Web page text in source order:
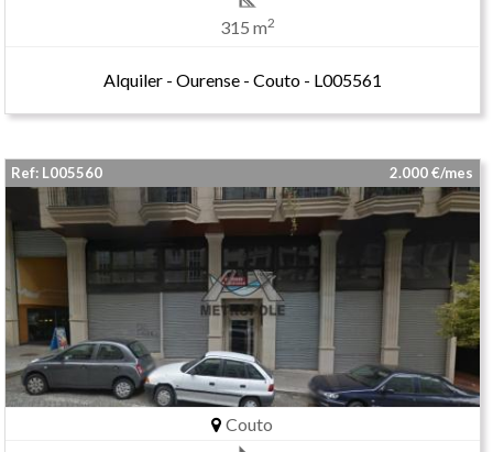
315 m2
Alquiler - Ourense - Couto - L005561
Ref: L005560 2.000 €/mes
Couto